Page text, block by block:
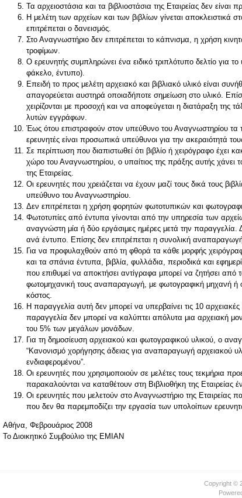
Τα αρχειοστάσια και τα βιβλιοστάσια της Εταιρείας δεν είναι
Η μελέτη των αρχείων και των βιβλίων γίνεται αποκλειστικά
επιτρέπεται ο δανεισμός.
Στο Αναγνωστήριο δεν επιτρέπεται το κάπνισμα, η χρήση
τροφίμων.
Ο ερευνητής συμπληρώνει ένα ειδικό τριπλότυπο δελτίο για
φάκελο, έντυπο).
Επειδή το προς μελέτη αρχειακό και βιβλιακό υλικό είναι
απαγορεύεται αυστηρά οποιαδήποτε σημείωση στο υλικό.
χειρίζονται με προσοχή και να αποφεύγεται η διατάραξη της
λυτών εγγράφων.
Έως ότου επιστραφούν στον υπεύθυνο του Αναγνωστηρίου τα
ερευνητές είναι προσωπικά υπεύθυνοι για την ακεραιότητά
Σε περίπτωση που διαπιστωθεί ότι βιβλίο ή χειρόγραφο έχει
χώρο του Αναγνωστηρίου, ο υπαίτιος της πράξης αυτής χάνει
της Εταιρείας.
Οι ερευνητές που χρειάζεται να έχουν μαζί τους δικά τους
υπεύθυνο του Αναγνωστηρίου.
Δεν επιτρέπεται η χρήση φορητών φωτοτυπικών και
Φωτοτυπίες από έντυπα γίνονται από την υπηρεσία των
αναγνώστη μία ή δύο εργάσιμες ημέρες μετά την
ανά έντυπο. Επίσης δεν επιτρέπεται η συνολική
Για να προφυλαχθούν από τη φθορά τα κάθε μορφής
και τα σπάνια έντυπα, βιβλία, φυλλάδια, περιοδικά και
που επιθυμεί να αποκτήσει αντίγραφα μπορεί να ζητήσει
φωτομηχανική τους αναπαραγωγή, με φωτογραφική μηχανή ή
κόστος.
Η παραγγελία αυτή δεν μπορεί να υπερβαίνει τις 10
παραγγελία δεν μπορεί να καλύπτει απόλυτα μια αρχειακή
του 5% των μεγάλων μονάδων.
Για τη δημοσίευση αρχειακού και φωτογραφικού υλικού, ο
“Κανονισμό χορήγησης άδειας για αναπαραγωγή αρχειακού
ενδιαφερομένου”.
Οι ερευνητές που χρησιμοποιούν σε μελέτες τους τεκμήρια
παρακαλούνται να καταθέτουν στη Βιβλιοθήκη της Εταιρείας
Οι ερευνητές που μελετούν στο Αναγνωστήριο της Εταιρείας
που δεν θα παρεμποδίζει την εργασία των υπολοίπων
Αθήνα, Φεβρουάριος 2008
Το Διοικητικό Συμβούλιο της ΕΜΙΑΝ
Copyright ©